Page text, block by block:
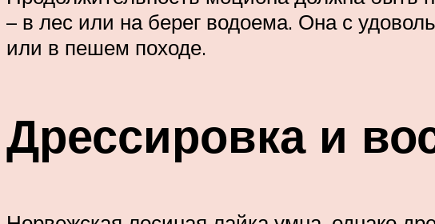
– в лес или на берег водоема. Она с
или в пешем походе.
Дрессировка и